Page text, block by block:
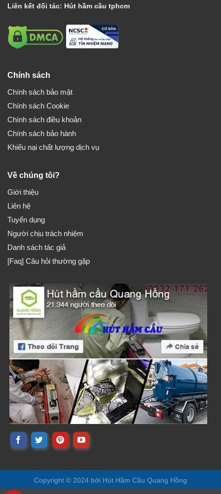
Liên kết đối tác: Hút hầm cầu tphcm
Chính sách
Chính sách bảo mật
Chính sách Cookie
Chính sách điều khoản
Chính sách bảo hành
Khiếu nại chất lượng dịch vụ
Về chúng tôi?
Giới thiệu
Liên hệ
Tuyển dụng
Người chịu trách nhiệm
Danh sách tác giả
[Faq] Câu hỏi thường gặp
Copyright © 2024 bởi Hút Hầm Cầu Quang Hồng